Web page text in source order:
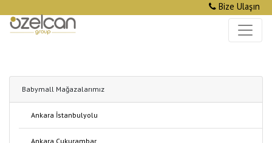
Bize Ulaşın
Babymall Mağazalarımız
Ankara İstanbulyolu
Ankara Çukurambar